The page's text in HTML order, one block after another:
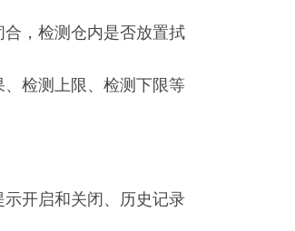
，检测仓内是否放置拭
检测上限、检测下限等
开启和关闭、历史记录